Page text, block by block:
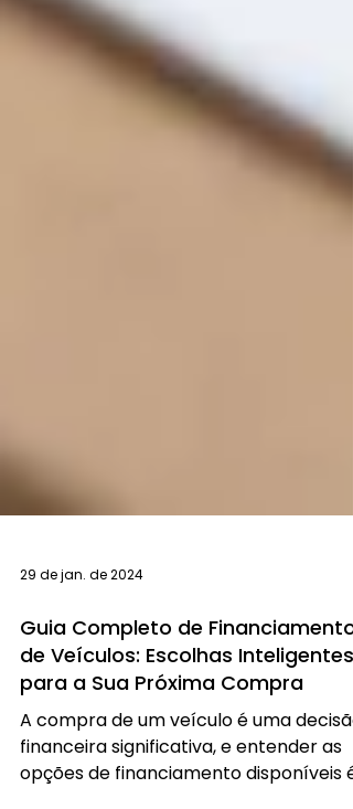
29 de jan. de 2024
Guia Completo de Financiamento
de Veículos: Escolhas Inteligentes
para a Sua Próxima Compra
A compra de um veículo é uma decisão